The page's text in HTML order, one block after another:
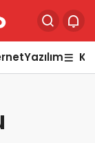
Yazılım